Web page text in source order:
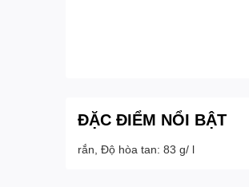
ĐẶC ĐIỂM NỔI BẬT
rắn, Độ hòa tan: 83 g/ l